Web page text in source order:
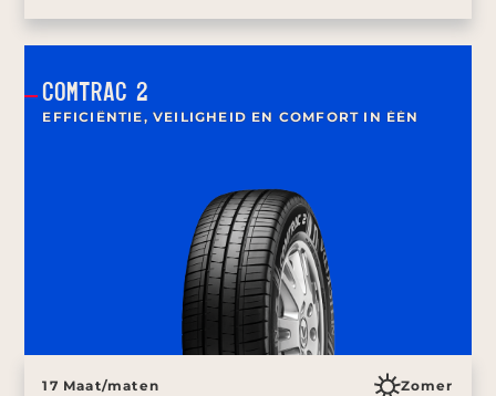
COMTRAC 2
EFFICIËNTIE, VEILIGHEID EN COMFORT IN ÉÉN
17 Maat/maten Zomer